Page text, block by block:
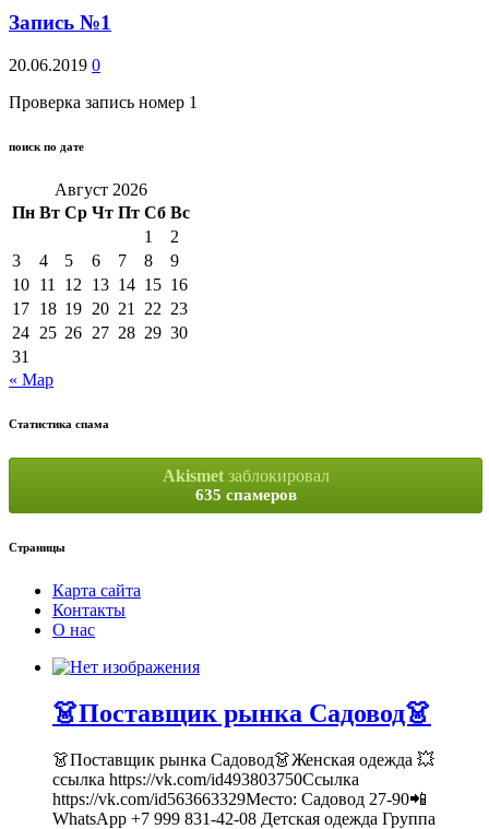
Запись №1
20.06.2019 0
Проверка запись номер 1
поиск по дате
Август 2026
Пн Вт Ср Чт Пт Сб Вс
1
2
3
4 5 6 7 8
9
10 11 12 13 14 15 16
17 18 19 20 21 22 23
24 25 26 27 28 29 30
31
« Мар
Статистика спама
Akismetзаблокировал
635 спамеров
Страницы
Карта сайта
Контакты
О нас
👗Поставщик рынка Садовод👗
👗Поставщик рынка Садовод👗Женская одежда 💥
ссылка https://vk.com/id493803750Ссылка
https://vk.com/id563663329Место: Садовод 27-90📲
WhatsApp +7 999 831-42-08 Детская одежда Группа